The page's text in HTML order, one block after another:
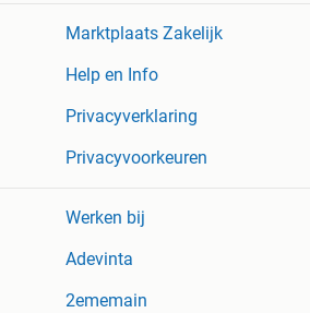
Marktplaats Zakelijk
Help en Info
Privacyverklaring
Privacyvoorkeuren
Werken bij
Adevinta
2ememain